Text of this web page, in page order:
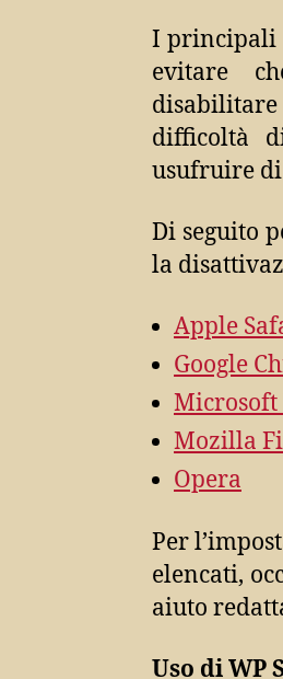
I principali
evitare
difficoltà
usufruire
Di seguito
la
Apple
Google
Mozilla
Opera
Per
elencati,
aiuto
Uso di